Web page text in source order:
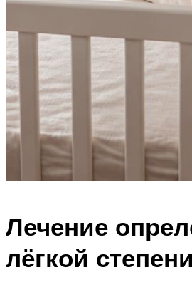
Лечение
лёгкой